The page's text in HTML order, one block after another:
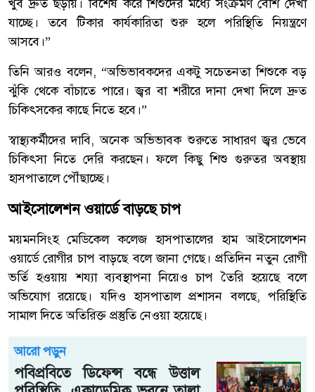
যাচ্ছে। তবে টিকার কার্যকারিতা শুরু হলে পরিস্থিতি নিয়ন্ত্রণে
আসবে।”
তিনি আরও বলেন, “অভিভাবকদের একটু সচেতনতা শিশুকে বড়
ঝুঁকি থেকে বাঁচাতে পারে। জ্বর বা শরীরে দানা দেখা দিলে দ্রুত
চিকিৎসকের কাছে নিতে হবে।”
স্বাস্থ্যকর্মীদের দাবি, অনেক অভিভাবক শুরুতে সাধারণ জ্বর ভেবে
চিকিৎসা নিতে দেরি করছেন। ফলে কিছু শিশু গুরুতর অবস্থায়
হাসপাতালে পৌঁছাচ্ছে।
আইসোলেশন ওয়ার্ডে বাড়ছে চাপ
ময়মনসিংহ মেডিকেল কলেজ হাসপাতালের হাম আইসোলেশন
ওয়ার্ডে রোগীর চাপ বাড়ছে বলে জানা গেছে। প্রতিদিন নতুন রোগী
ভর্তি হওয়ায় শয্যা ব্যবস্থাপনা নিয়েও চাপ তৈরি হয়েছে বলে
অভিযোগ রয়েছে। যদিও হাসপাতাল প্রশাসন বলছে, পরিস্থিতি
সামাল দিতে অতিরিক্ত প্রস্তুতি নেওয়া হয়েছে।
আরো পড়ুন
পবিপ্রবিতে ডিফেন্স বন্ধে উত্তাল